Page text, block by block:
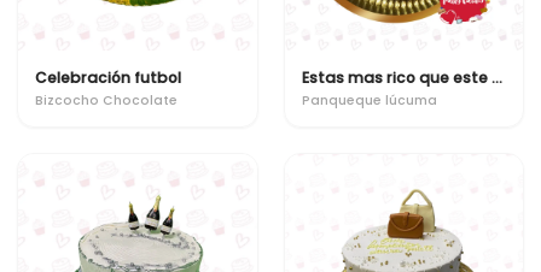
Celebración futbol
Bizcocho Chocolate
Estas mas rico que este bizcocho
Panqueque lúcuma